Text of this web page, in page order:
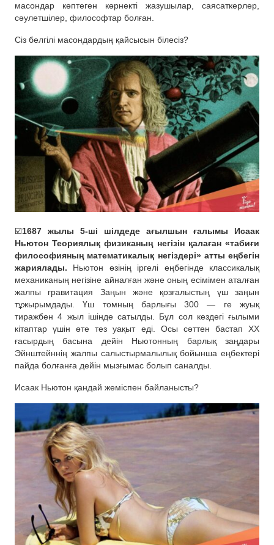
масондар көптеген көрнекті жазушылар, саясаткерлер,
сәулетшілер, философтар болған.
Сіз белгілі масондардың қайсысын білесіз?
☑️1687 жылы 5-ші шілдеде ағылшын ғалымы Исаак
Ньютон Теориялық физиканың негізін қалаған «табиғи
философияның математикалық негіздері» атты еңбегін
жариялады. Ньютон өзінің іргелі еңбегінде классикалық
механиканың негізіне айналған және оның есімімен аталған
жалпы гравитация Заңын және қозғалыстың үш заңын
тұжырымдады. Үш томның барлығы 300 — ге жуық
тиражбен 4 жыл ішінде сатылды. Бұл сол кездегі ғылыми
кітаптар үшін өте тез уақыт еді. Осы сәттен бастап ХХ
ғасырдың басына дейін Ньютонның барлық заңдары
Эйнштейннің жалпы салыстырмалылық бойынша еңбектері
пайда болғанға дейін мызғымас болып саналды.
Исаак Ньютон қандай жеміспен байланысты?